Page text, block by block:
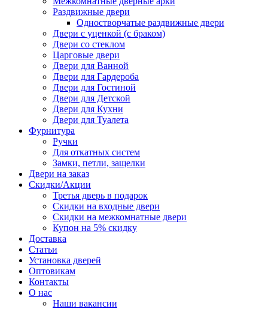
Раздвижные двери
Одностворчатые раздвижные двери
Двери с уценкой (с браком)
Двери со стеклом
Царговые двери
Двери для Ванной
Двери для Гардероба
Двери для Гостиной
Двери для Детской
Двери для Кухни
Двери для Туалета
Фурнитура
Ручки
Для откатных систем
Замки, петли, защелки
Двери на заказ
Скидки/Акции
Третья дверь в подарок
Скидки на входные двери
Скидки на межкомнатные двери
Купон на 5% скидку
Доставка
Статьи
Установка дверей
Оптовикам
Контакты
О нас
Наши вакансии